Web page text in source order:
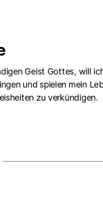
Geist Gottes, will
und spielen mein
zu verkündigen.